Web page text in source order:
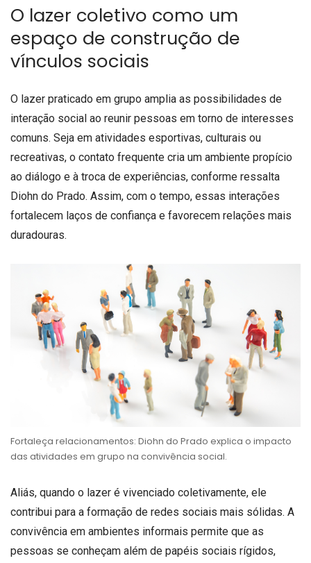
O lazer coletivo como um
espaço de construção de
vínculos sociais
O lazer praticado em grupo amplia as possibilidades de
interação social ao reunir pessoas em torno de interesses
comuns. Seja em atividades esportivas, culturais ou
recreativas, o contato frequente cria um ambiente propício
ao diálogo e à troca de experiências, conforme ressalta
Diohn do Prado. Assim, com o tempo, essas interações
fortalecem laços de confiança e favorecem relações mais
duradouras.
Fortaleça relacionamentos: Diohn do Prado explica o impacto
das atividades em grupo na convivência social.
Aliás, quando o lazer é vivenciado coletivamente, ele
contribui para a formação de redes sociais mais sólidas. A
convivência em ambientes informais permite que as
pessoas se conheçam além de papéis sociais rígidos,